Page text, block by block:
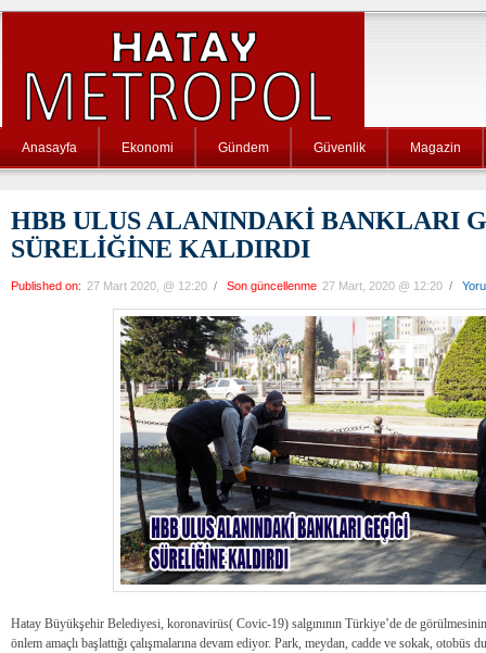
Anasayfa Ekonomi Gündem Güvenlik Magazin
HBB ULUS ALANINDAKİ BANKLARI
SÜRELİĞİNE KALDIRDI
Published on: 27 Mart 2020, @ 12:20 / Son güncellenme 27 Mart, 2020 @ 12:20 /
Hatay Büyükşehir Belediyesi, koronavirüs( Covic-19) salgınının Türkiye’de de görülmesinin
önlem amaçlı başlattığı çalışmalarına devam ediyor. Park, meydan, cadde ve sokak, otobüs